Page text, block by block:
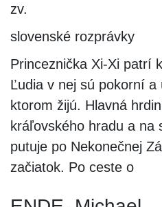
zv.
slovenské rozprávky
Princeznička Xi-Xi patrí
Ľudia v nej sú pokorní
ktorom žijú. Hlavná
kráľovského hradu a na
putuje po Nekonečnej
začiatok. Po ceste o